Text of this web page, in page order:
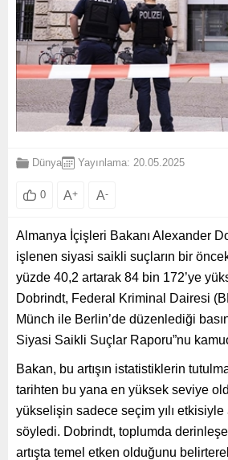
Dünya Yayınlama: 20.05.2025
0 A+ A-
Almanya İçişleri Bakanı Alexander
işlenen siyasi saikli suçların bir
yüzde 40,2 artarak 84 bin 172’ye
Dobrindt, Federal Kriminal Dairesi
Münch ile Berlin’de düzenlediği
Siyasi Saikli Suçlar Raporu”nu
Bakan, bu artışın istatistiklerin
tarihten bu yana en yüksek seviye
yükselişin sadece seçim yılı etkisiyle
söyledi. Dobrindt, toplumda
artışta temel etken olduğunu